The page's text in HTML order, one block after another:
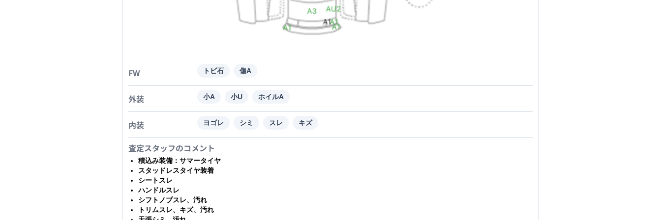
FW トビ石 傷A
外装 小A 小U ホイルA
内装 ヨゴレ シミ スレ キズ
査定スタッフのコメント
積込み装備：サマータイヤ
スタッドレスタイヤ装着
シートスレ
ハンドルスレ
シフトノブスレ、汚れ
トリムスレ、キズ、汚れ